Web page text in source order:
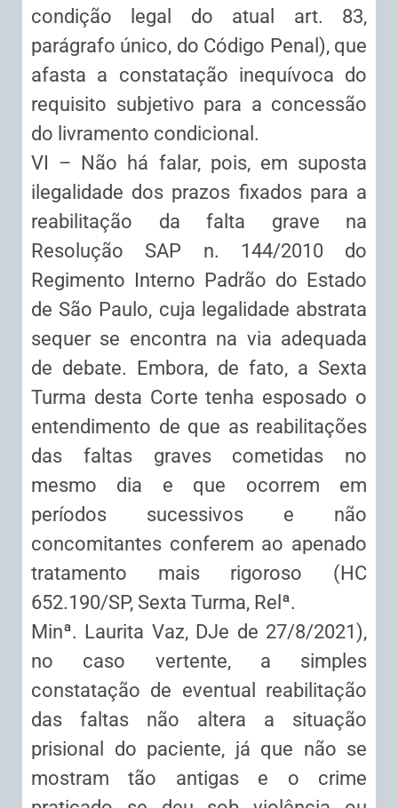
condição legal do atual art. 83,
parágrafo único, do Código Penal), que
afasta a constatação inequívoca do
requisito subjetivo para a concessão
do livramento condicional.
VI – Não há falar, pois, em suposta
ilegalidade dos prazos fixados para a
reabilitação da falta grave na
Resolução SAP n. 144/2010 do
Regimento Interno Padrão do Estado
de São Paulo, cuja legalidade abstrata
sequer se encontra na via adequada
de debate. Embora, de fato, a Sexta
Turma desta Corte tenha esposado o
entendimento de que as reabilitações
das faltas graves cometidas no
mesmo dia e que ocorrem em
períodos sucessivos e não
concomitantes conferem ao apenado
tratamento mais rigoroso (HC
652.190/SP, Sexta Turma, Relª.
Minª. Laurita Vaz, DJe de 27/8/2021),
no caso vertente, a simples
constatação de eventual reabilitação
das faltas não altera a situação
prisional do paciente, já que não se
mostram tão antigas e o crime